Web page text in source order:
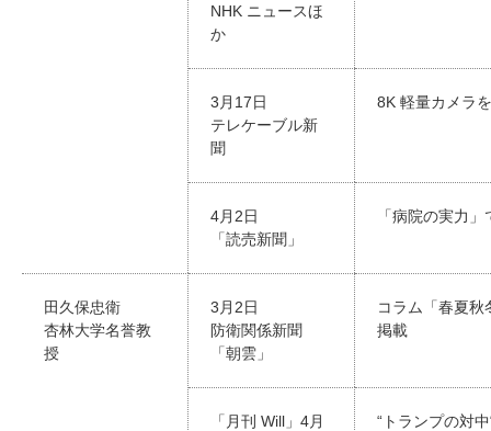
NHK ニュースほ
か
3月17日
テレケーブル新
聞
8K 軽量カメラ
4月2日
「読売新聞」
「病院の実力
田久保忠衛
杏林大学名誉教
授
3月2日
防衛関係新聞
「朝雲」
コラム「春夏
掲載
「月刊 Will」4月
“トランプの対